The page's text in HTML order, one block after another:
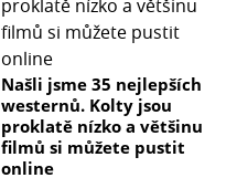
Našli jsme 35 nejlepších
westernů. Kolty jsou
proklatě nízko a většinu
filmů si můžete pustit
online